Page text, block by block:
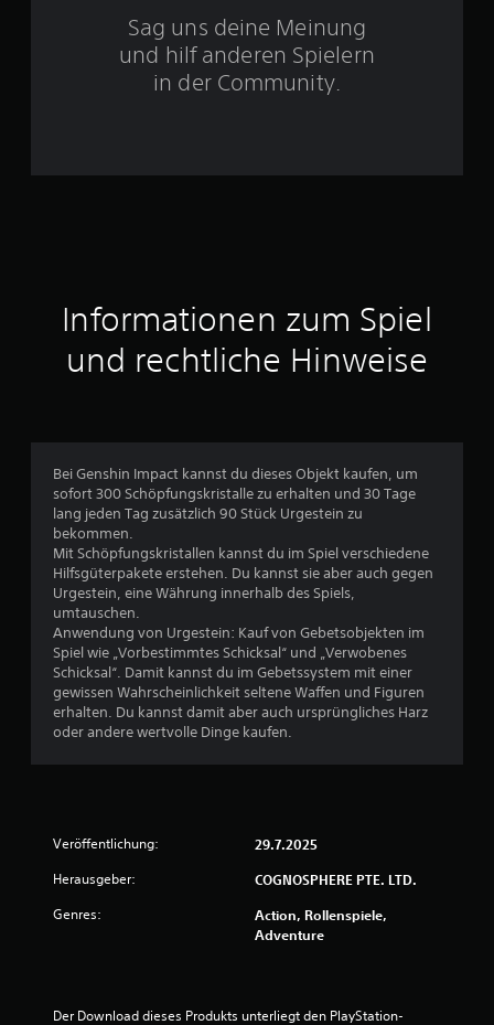
n
u
s
6
e
e
r
u
Sag uns deine Meinung
und hilf anderen Spielern
in der Community.
Informationen zum Spiel
und rechtliche Hinweise
Bei Genshin Impact kannst du dieses Objekt kaufen, um
sofort 300 Schöpfungskristalle zu erhalten und 30 Tage
lang jeden Tag zusätzlich 90 Stück Urgestein zu
bekommen.
Mit Schöpfungskristallen kannst du im Spiel verschiedene
Hilfsgüterpakete erstehen. Du kannst sie aber auch gegen
Urgestein, eine Währung innerhalb des Spiels,
umtauschen.
Anwendung von Urgestein: Kauf von Gebetsobjekten im
Spiel wie „Vorbestimmtes Schicksal“ und „Verwobenes
Schicksal“. Damit kannst du im Gebetssystem mit einer
gewissen Wahrscheinlichkeit seltene Waffen und Figuren
erhalten. Du kannst damit aber auch ursprüngliches Harz
oder andere wertvolle Dinge kaufen.
Veröffentlichung: 29.7.2025
Herausgeber: COGNOSPHERE PTE. LTD.
Genres:
Action, Rollenspiele,
Adventure
Der Download dieses Produkts unterliegt den PlayStation-